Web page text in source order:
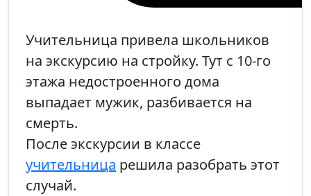
Учительница привела школьников
на экскурсию на стройку. Тут с 10-го
этажа недостроенного дома
выпадает мужик, разбивается на
смерть.
После экскурсии в классе
учительница решила разобрать этот
случай.